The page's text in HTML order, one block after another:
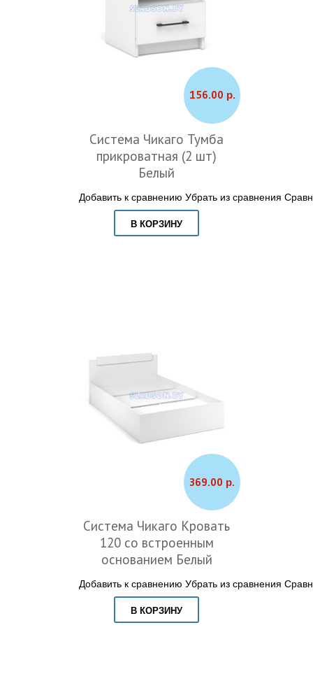
156.00 р.
Система Чикаго Тумба
прикроватная (2 шт)
Белый
Добавить к сравнению Убрать из сравнения
В КОРЗИНУ
369.00 р.
Система Чикаго Кровать
120 со встроенным
основанием Белый
Добавить к сравнению Убрать из сравнения
В КОРЗИНУ